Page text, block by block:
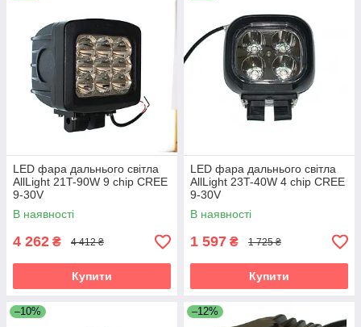
LED фара дальнього світла
AllLight 21T-90W 9 chip CREE
9-30V
В наявності
4 262 ₴ 4 412 ₴
Купити
LED фара дальнього світла
AllLight 23T-40W 4 chip CREE
9-30V
В наявності
1 597 ₴ 1 725 ₴
Купити
–10% –12%